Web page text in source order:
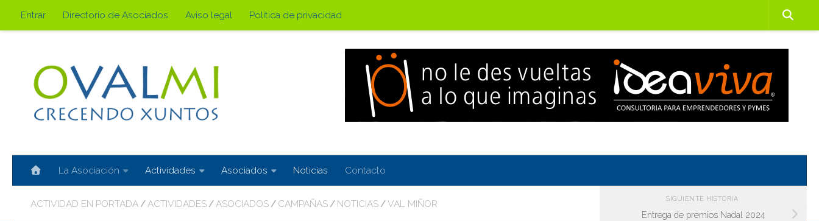
Saltar al contenido
Entrar Directorio de Asociados Aviso legal Política de privacidad
La Asociación Actividades Asociados Noticias Contacto
ACTIVIDAD EN PORTADA /ACTIVIDADES /ASOCIADOS / CAMPAÑAS / NOTICIAS /VAL MIÑOR SIGUIENTE HISTORIA
Entrega de premios Nadal 2024